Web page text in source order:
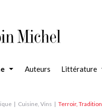
Auteurs Littérature
Cuisine, Vins Terroir, Tradition